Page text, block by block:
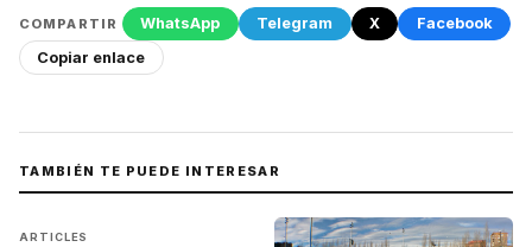
COMPARTIR WhatsApp Telegram X
Facebook
Copiar enlace
TAMBIÉN TE PUEDE INTERESAR
ARTICLES